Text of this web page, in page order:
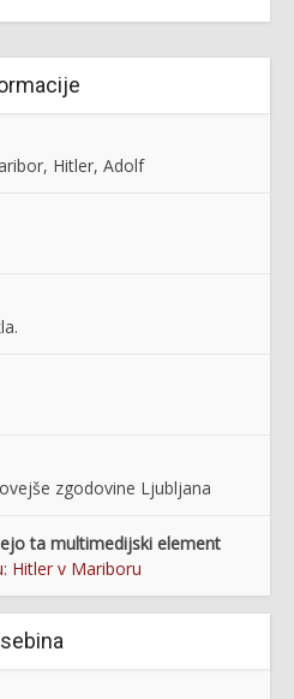
Hitler, Adolf
zgodovine Ljubljana
ta multimedijski element
Hitler v Mariboru